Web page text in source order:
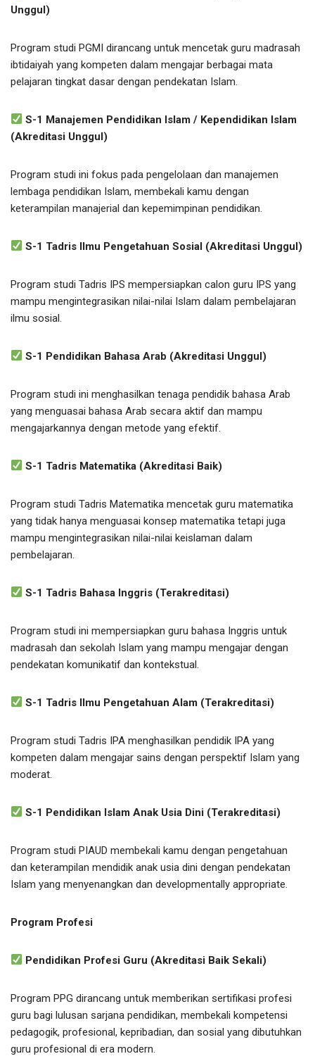
Unggul)
Program studi PGMI dirancang untuk mencetak guru madrasah
ibtidaiyah yang kompeten dalam mengajar berbagai mata
pelajaran tingkat dasar dengan pendekatan Islam.
S-1 Manajemen Pendidikan Islam / Kependidikan Islam
(Akreditasi Unggul)
Program studi ini fokus pada pengelolaan dan manajemen
lembaga pendidikan Islam, membekali kamu dengan
keterampilan manajerial dan kepemimpinan pendidikan.
S-1 Tadris Ilmu Pengetahuan Sosial (Akreditasi Unggul)
Program studi Tadris IPS mempersiapkan calon guru IPS yang
mampu mengintegrasikan nilai-nilai Islam dalam pembelajaran
ilmu sosial.
S-1 Pendidikan Bahasa Arab (Akreditasi Unggul)
Program studi ini menghasilkan tenaga pendidik bahasa Arab
yang menguasai bahasa Arab secara aktif dan mampu
mengajarkannya dengan metode yang efektif.
S-1 Tadris Matematika (Akreditasi Baik)
Program studi Tadris Matematika mencetak guru matematika
yang tidak hanya menguasai konsep matematika tetapi juga
mampu mengintegrasikan nilai-nilai keislaman dalam
pembelajaran.
S-1 Tadris Bahasa Inggris (Terakreditasi)
Program studi ini mempersiapkan guru bahasa Inggris untuk
madrasah dan sekolah Islam yang mampu mengajar dengan
pendekatan komunikatif dan kontekstual.
S-1 Tadris Ilmu Pengetahuan Alam (Terakreditasi)
Program studi Tadris IPA menghasilkan pendidik IPA yang
kompeten dalam mengajar sains dengan perspektif Islam yang
moderat.
S-1 Pendidikan Islam Anak Usia Dini (Terakreditasi)
Program studi PIAUD membekali kamu dengan pengetahuan
dan keterampilan mendidik anak usia dini dengan pendekatan
Islam yang menyenangkan dan developmentally appropriate.
Program Profesi
Pendidikan Profesi Guru (Akreditasi Baik Sekali)
Program PPG dirancang untuk memberikan sertifikasi profesi
guru bagi lulusan sarjana pendidikan, membekali kompetensi
pedagogik, profesional, kepribadian, dan sosial yang dibutuhkan
guru profesional di era modern.